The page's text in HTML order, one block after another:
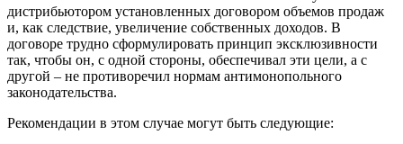
дистрибьютором установленных договором объемов продаж
и, как следствие, увеличение собственных доходов. В
договоре трудно сформулировать принцип эксклюзивности
так, чтобы он, с одной стороны, обеспечивал эти цели, а с
другой – не противоречил нормам антимонопольного
законодательства.
Рекомендации в этом случае могут быть следующие: